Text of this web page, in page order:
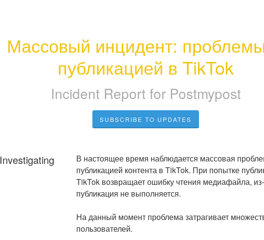
Массовый инцидент:
публикацией в TikTok
Incident Report for Postmypost
SUBSCRIBE TO UPDATES
Investigating
В настоящее время наблюдается массовая
публикацией контента в TikTok. При попытке
TikTok возвращает ошибку чтения медиафайла, из-
публикация не выполняется.
На данный момент проблема затрагивает
пользователей.